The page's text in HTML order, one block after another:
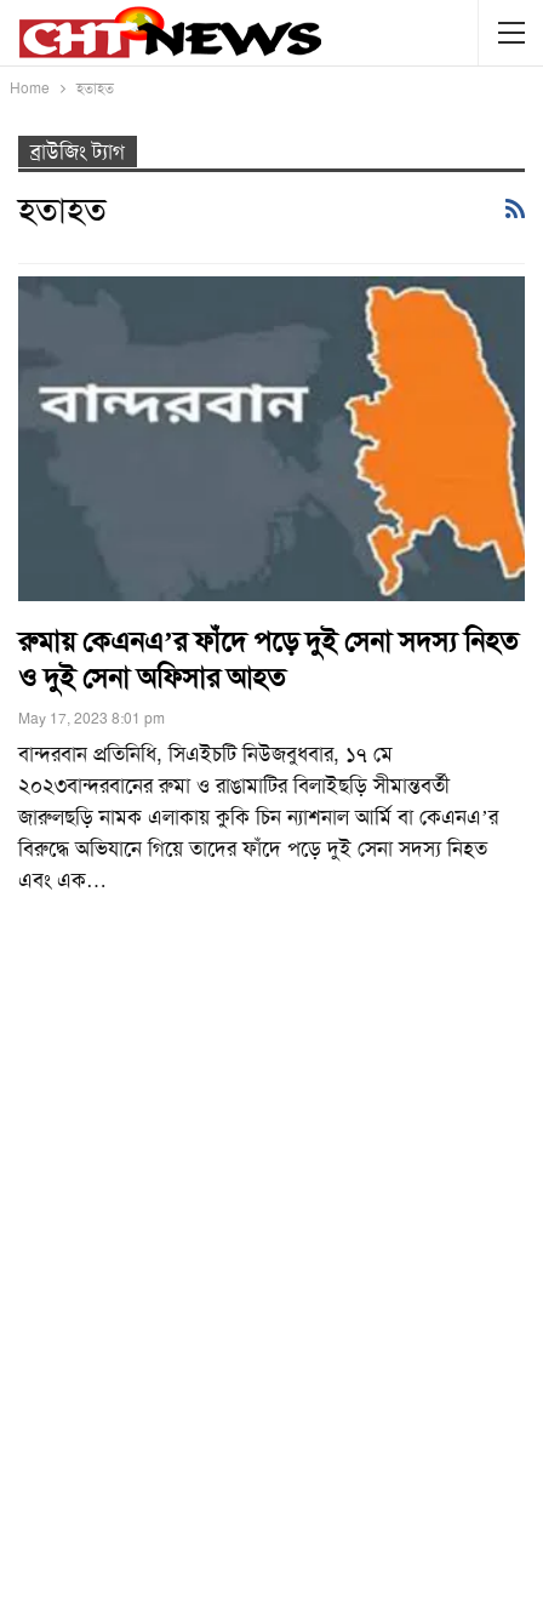
Home হতাহত
ব্রাউজিং ট্যাগ
হতাহত
রুমায় কেএনএ’র ফাঁদে পড়ে দুই সেনা সদস্য নিহত
ও দুই সেনা অফিসার আহত
May 17, 2023 8:01 pm
বান্দরবান প্রতিনিধি, সিএইচটি নিউজবুধবার, ১৭ মে
২০২৩বান্দরবানের রুমা ও রাঙামাটির বিলাইছড়ি সীমান্তবর্তী
জারুলছড়ি নামক এলাকায় কুকি চিন ন্যাশনাল আর্মি বা কেএনএ’র
বিরুদ্ধে অভিযানে গিয়ে তাদের ফাঁদে পড়ে দুই সেনা সদস্য নিহত
এবং এক…